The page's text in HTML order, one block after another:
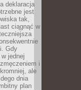
deklaracja
jest
tak,
ciągnąć w
Gdy
jednej
i
ale
dnia
plan